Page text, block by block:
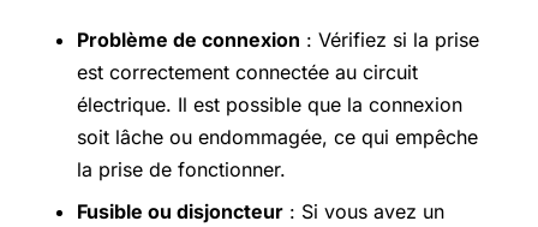
Problème de connexion : Vérifiez si la prise
est correctement connectée au circuit
électrique. Il est possible que la connexion
soit lâche ou endommagée, ce qui empêche
la prise de fonctionner.
Fusible ou disjoncteur : Si vous avez un